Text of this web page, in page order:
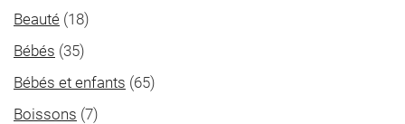
Beauté (18)
Bébés (35)
Bébés et enfants (65)
Boissons (7)